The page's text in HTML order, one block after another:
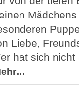
Liebe,
hat sich